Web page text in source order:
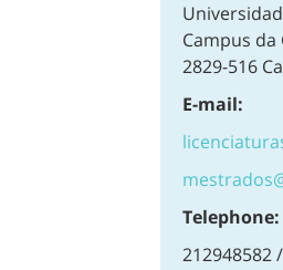
Campus da
2829-516
E-mail:
Telephone:
212948582